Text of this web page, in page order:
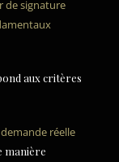
de signature
aux critères
demande réelle
manière